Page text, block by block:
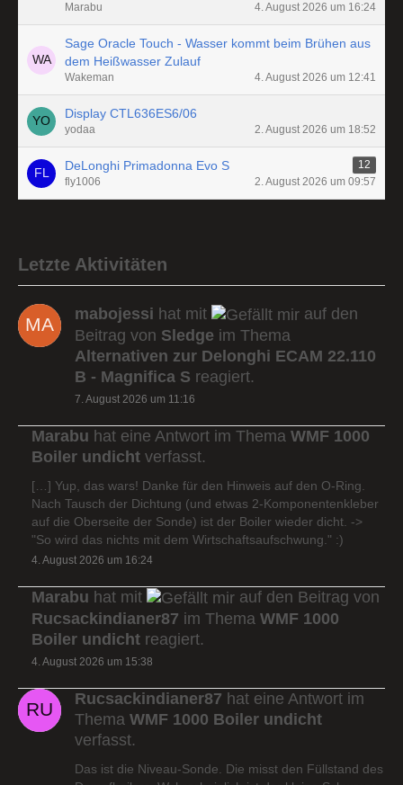
Marabu
4. August 2026 um 16:24
Sage Oracle Touch - Wasser kommt beim Brühen aus
dem Heißwasser Zulauf
Wakeman 4. August 2026 um 12:41
Display CTL636ES6/06
yodaa 2. August 2026 um 18:52
DeLonghi Primadonna Evo S
12
fly1006
2. August 2026 um 09:57
Letzte Aktivitäten
mabojessi hat mit
auf den
Beitrag von Sledge im Thema
Alternativen zur Delonghi ECAM 22.110
B - Magnifica S reagiert.
7. August 2026 um 11:16
Marabu hat eine Antwort im Thema WMF 1000
Boiler undicht verfasst.
[…] Yup, das wars! Danke für den Hinweis auf den O-Ring.
Nach Tausch der Dichtung (und etwas 2-Komponentenkleber
auf die Oberseite der Sonde) ist der Boiler wieder dicht. ->
"So wird das nichts mit dem Wirtschaftsaufschwung." :)
4. August 2026 um 16:24
Marabu hat mit
auf den Beitrag von
Rucsackindianer87 im Thema WMF 1000
Boiler undicht reagiert.
4. August 2026 um 15:38
Rucsackindianer87 hat eine Antwort im
Thema WMF 1000 Boiler undicht
verfasst.
Das ist die Niveau-Sonde. Die misst den Füllstand des